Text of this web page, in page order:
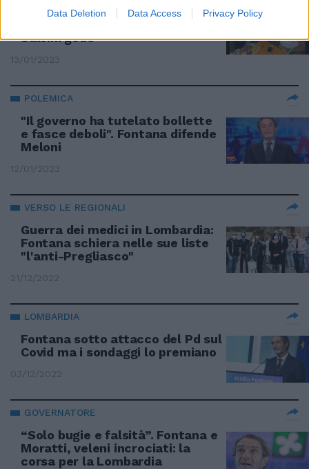
Data Deletion Data Access Privacy Policy
Resa dei bossiani in Lombardia:
Salvini gode
13/01/2023
POLEMICA
"Il governo ha tutelato bollette
e fasce deboli". Fontana difende
Meloni
12/01/2023
VERSO LE REGIONALI
Guerra dei medici in Lombardia:
Fontana schiera nelle sue liste
"l'anti-Pregliasco"
21/12/2022
LOMBARDIA
Fontana sotto attacco del Pd sul
Covid ma i sondaggi lo premiano
03/12/2022
GOVERNATORE
“Solo bugie e falsità”. Fontana e
Moratti, veleni incrociati: la
corsa per la Lombardia